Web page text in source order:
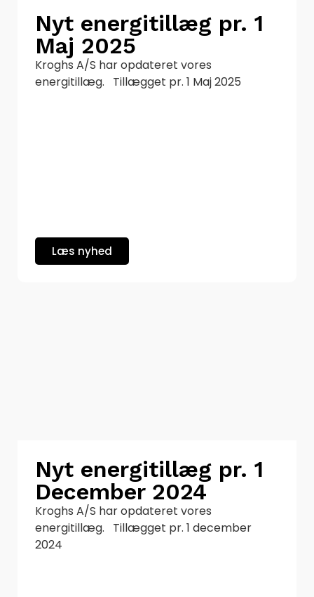
Nyt energitillæg pr. 1
Maj 2025
Kroghs A/S har opdateret vores
energitillæg. Tillægget pr. 1 Maj 2025
Læs nyhed
Nyt energitillæg pr. 1
December 2024
Kroghs A/S har opdateret vores
energitillæg. Tillægget pr. 1 december
2024